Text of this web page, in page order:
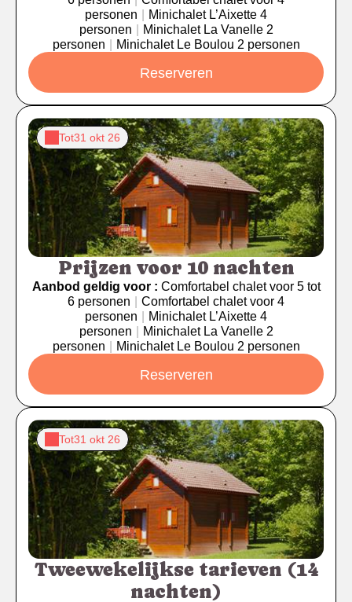
personen
Minichalet L’Aixette 4
personen
Minichalet La Vanelle 2
personen
Minichalet Le Boulou 2 personen
Reserveren
Tot31 okt 26
Prijzen voor 10 nachten
Aanbod geldig voor : Comfortabel chalet voor 5 tot
6 personen
Comfortabel chalet voor 4
personen
Minichalet L’Aixette 4
personen
Minichalet La Vanelle 2
personen
Minichalet Le Boulou 2 personen
Reserveren
Tot31 okt 26
Tweewekelijkse tarieven (14
nachten)